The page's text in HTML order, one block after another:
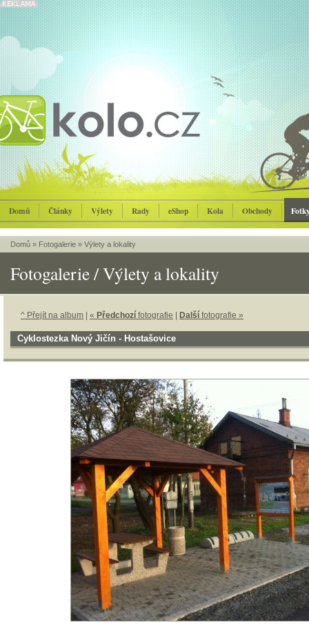
Domů Články Výlety Rady eShop Kola Obchody
Domů » Fotogalerie » Výlety a lokality
Fotogalerie / Výlety a lokality
^ Přejít na album « Předchozí fotografie Další fotografie »
Cyklostezka Nový Jičín - Hostašovice